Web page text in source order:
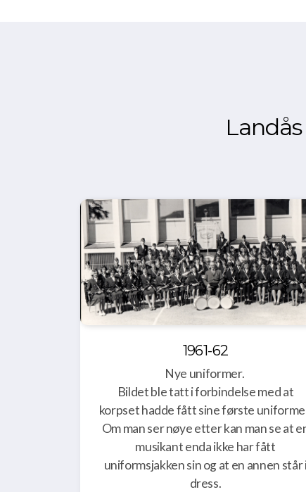
1961-62
Nye uniformer.
Bildet ble tatt i forbindelse med at
korpset hadde fått sine første
Om man ser nøye etter kan man se at
musikant enda ikke har fått
uniformsjakken sin og at en annen står
dress.